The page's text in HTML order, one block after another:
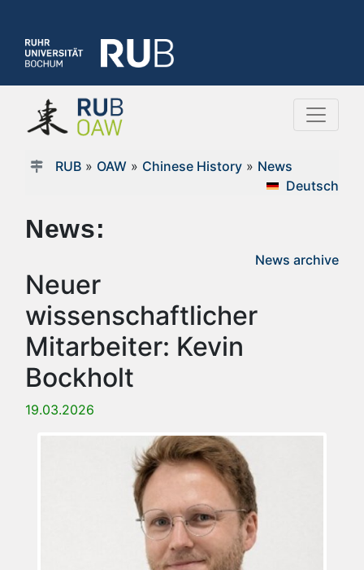
RUB» OAW» Chinese History» News
Deutsch
News:
News archive
Neuer
wissenschaftlicher
Mitarbeiter: Kevin
Bockholt
19.03.2026